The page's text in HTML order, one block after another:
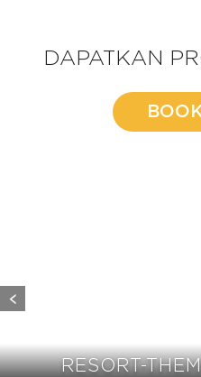
DAPATKAN
RESORT-